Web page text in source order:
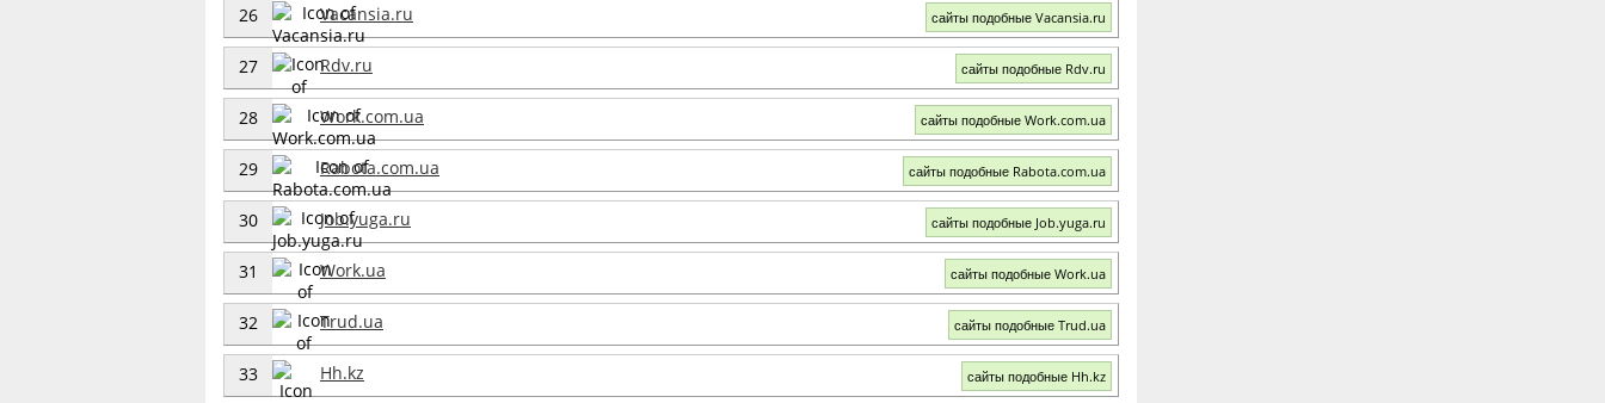
26 Vacansia.ru сайты подобные Vacansia.ru
27 Rdv.ru сайты подобные Rdv.ru
28 Work.com.ua сайты подобные Work.com.ua
29 Rabota.com.ua сайты подобные Rabota.com.ua
30 Job.yuga.ru сайты подобные Job.yuga.ru
31 Work.ua сайты подобные Work.ua
32 Trud.ua сайты подобные Trud.ua
33 Hh.kz сайты подобные Hh.kz